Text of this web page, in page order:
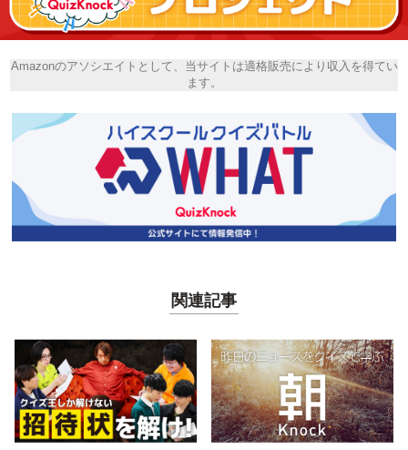
Amazonのアソシエイトとして、当サイトは適格販売により収入を得てい
ます。
関連記事